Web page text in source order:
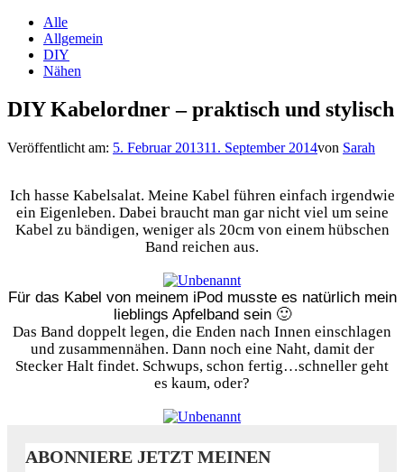
Alle
Allgemein
DIY
Nähen
DIY Kabelordner – praktisch und stylisch
Veröffentlicht am: 5. Februar 201311. September 2014von Sarah
Ich hasse Kabelsalat. Meine Kabel führen einfach irgendwie
ein Eigenleben. Dabei braucht man gar nicht viel um seine
Kabel zu bändigen, weniger als 20cm von einem hübschen
Band reichen aus.
Für das Kabel von meinem iPod musste es natürlich mein
lieblings Apfelband sein 🙂
Das Band doppelt legen, die Enden nach Innen einschlagen
und zusammennähen. Dann noch eine Naht, damit der
Stecker Halt findet. Schwups, schon fertig…schneller geht
es kaum, oder?
ABONNIERE JETZT MEINEN